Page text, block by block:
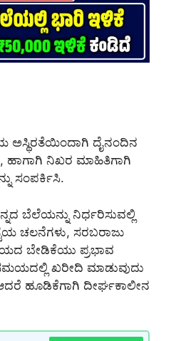
ಅಸ್ಥಿರತೆಯಿಂದಾಗಿ ದೈನಂದಿನ
ಹಾಗಾಗಿ ನಿಖರ ಮಾಹಿತಿಗಾಗಿ
ಸಂಪರ್ಕಿಸಿ.
ಬೆಲೆಯನ್ನು ನಿರ್ಧರಿಸುವಲ್ಲಿ
ಚಲನೆಗಳು, ಸರಬರಾಜು
ಬೇಡಿಕೆಯು ಪ್ರಭಾವ
ಖರೀದಿ ಮಾಡುವುದು
ಹೂಡಿಕೆಗಾಗಿ ದೀರ್ಘಕಾಲೀನ